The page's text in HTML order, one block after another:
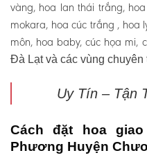
vàng, hoa lan thái trắng,
mokara, hoa cúc trắng , hoa
môn, hoa baby, cúc họa mi,
Đà Lạt và các vùng chuyên
Uy Tín – Tận
Cách đặt hoa
Phương Huyện